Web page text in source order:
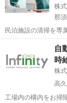
株
那
民泊施設の清掃を専
様チェックアウト後
リネンの洗濯乾燥、
どを行って頂きます
自
時
株
高
工場内の構内をお掃